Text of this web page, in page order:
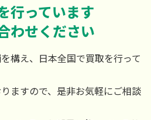
行っています
わせください
構え、日本全国で買取を行って
ますので、是非お気軽にご相談